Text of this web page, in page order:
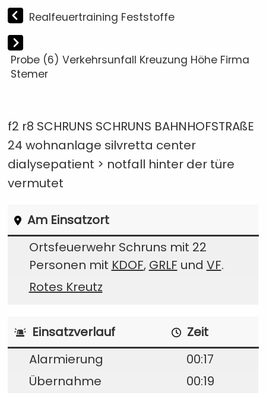
Realfeuertraining Feststoffe
Probe (6) Verkehrsunfall Kreuzung Höhe Firma
Stemer
f2 r8 SCHRUNS SCHRUNS BAHNHOFSTRAßE
24 wohnanlage silvretta center
dialysepatient > notfall hinter der türe
vermutet
Am Einsatzort
Ortsfeuerwehr Schruns mit 22
Personen mit KDOF, GRLF und VF.
Rotes Kreutz
Einsatzverlauf
Zeit
Alarmierung
00:17
Übernahme
00:19